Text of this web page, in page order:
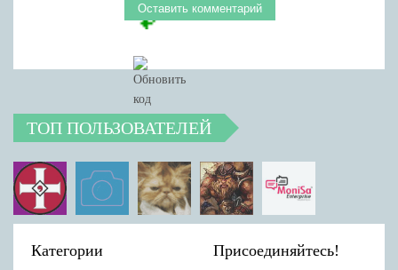
ТОП ПОЛЬЗОВАТЕЛЕЙ
Категории Присоединяйтесь!